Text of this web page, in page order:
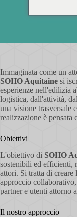
Immaginata come un
SOHO Aquitaine si
esperienze nell'edilizia
logistica, dall'attività,
una visione trasversale
realizzazione è
Obiettivi
L'obiettivo di SOHO
sostenibili ed efficienti,
attori. Si tratta di creare
approccio
partner e utenti attorno
Il nostro approccio